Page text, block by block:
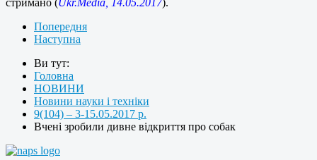
стримано (Ukr.Media, 14.05.2017).
Попередня
Наступна
Ви тут:
Головна
НОВИНИ
Новини науки і техніки
9(104) – 3-15.05.2017 р.
Вчені зробили дивне відкриття про собак